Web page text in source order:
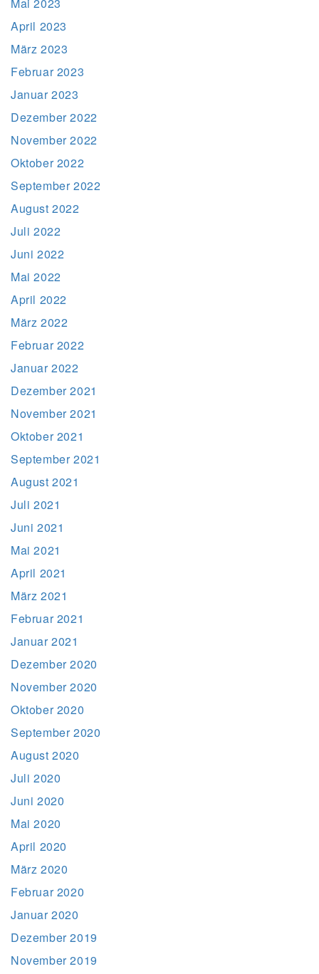
April 2023
März 2023
Februar 2023
Januar 2023
Dezember 2022
November 2022
Oktober 2022
September 2022
August 2022
Juli 2022
Juni 2022
Mai 2022
April 2022
März 2022
Februar 2022
Januar 2022
Dezember 2021
November 2021
Oktober 2021
September 2021
August 2021
Juli 2021
Juni 2021
Mai 2021
April 2021
März 2021
Februar 2021
Januar 2021
Dezember 2020
November 2020
Oktober 2020
September 2020
August 2020
Juli 2020
Juni 2020
Mai 2020
April 2020
März 2020
Februar 2020
Januar 2020
Dezember 2019
November 2019